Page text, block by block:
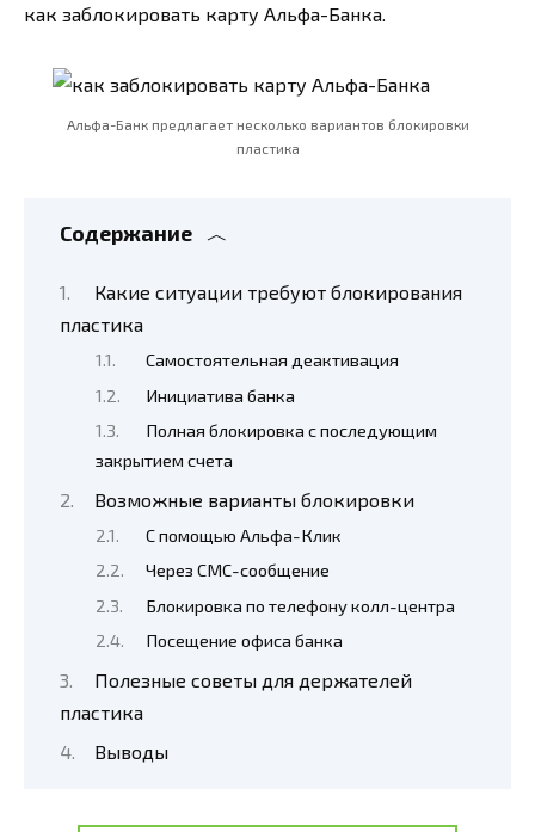
как заблокировать карту Альфа-Банка.
Альфа-Банк предлагает несколько вариантов блокировки
пластика
Содержание
Какие ситуации требуют блокирования
пластика
Самостоятельная деактивация
Инициатива банка
Полная блокировка с последующим
закрытием счета
Возможные варианты блокировки
С помощью Альфа-Клик
Через СМС-сообщение
Блокировка по телефону колл-центра
Посещение офиса банка
Полезные советы для держателей
пластика
Выводы